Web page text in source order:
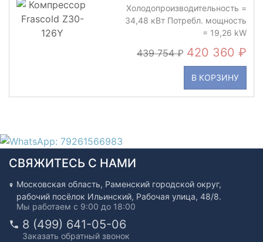
Холодопроизводительность =
34,48 кВт Потребл. мощность
= 19,26 kW
439 754 420 360
В КОРЗИНУ
СВЯЖИТЕСЬ С НАМИ
Московская область, Раменский городской округ,
рабочий посёлок Ильинский, Рабочая улица, 48/8.
Мы работаем с 9:00 до 18:00
8 (499) 641-05-06
Заказать обратный звонок